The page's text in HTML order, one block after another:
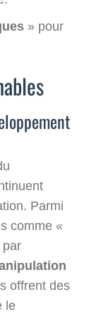
» pour
Parmi
comme «
par
offrent des
le